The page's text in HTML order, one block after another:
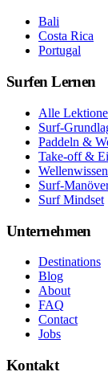
Bali
Costa Rica
Portugal
Surfen Lernen
Alle
Surf-
Paddeln &
Take-off &
Surf-
Surf Mindset
Unternehmen
Destinations
Blog
About
FAQ
Contact
Jobs
Kontakt